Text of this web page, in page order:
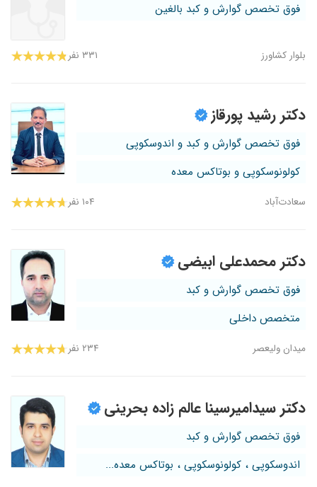
فوق تخصص گوارش و کبد بالغین
بلوار کشاورز ۳۳۱ نفر
دکتر رشید پورقاز
فوق تخصص گوارش و کبد و اندوسکوپی
کولونوسکوپی و بوتاکس معده
سعادت‌آباد ۱۰۴ نفر
دکتر محمدعلی ابیضی
فوق تخصص گوارش و کبد
متخصص داخلی
میدان ولیعصر ۲۳۴ نفر
دکتر سیدامیرسینا عالم زاده بحرینی
فوق تخصص گوارش و کبد
اندوسکوپی ، کولونوسکوپی ، بوتاکس معده...